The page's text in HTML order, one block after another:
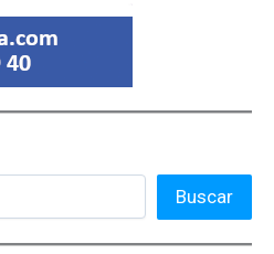
Buscar